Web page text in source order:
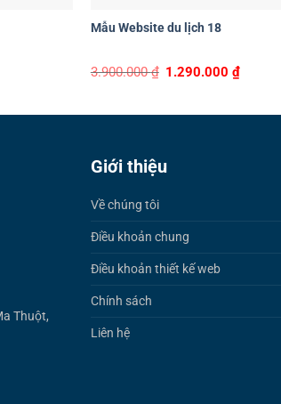
Mẫu Website du lịch 18
3.900.000₫ Original
1.290.000₫Current
Thuột,
Giới thiệu
Về chúng tôi
Điều khoản chung
Điều khoản thiết kế web
Chính sách
Liên hệ